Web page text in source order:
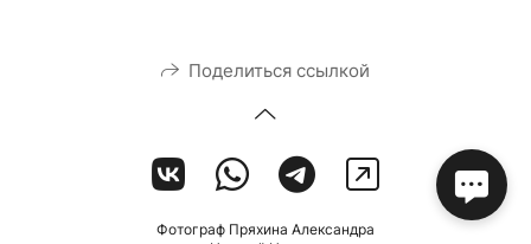
Поделиться ссылкой
Фотограф Пряхина Александра